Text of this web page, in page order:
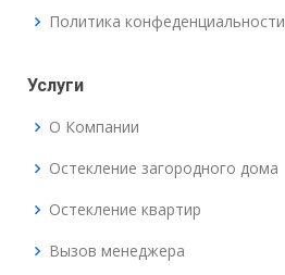
Политика конфеденциальности
Услуги
О Компании
Остекление загородного дома
Остекление квартир
Вызов менеджера